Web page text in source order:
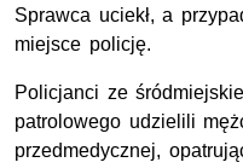
Sprawca uciekł, a
miejsce policję.
Policjanci ze
patrolowego udzielili
przedmedycznej,